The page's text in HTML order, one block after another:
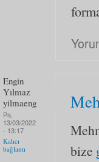
Engin
Yılmaz
yilmaeng
Pa,
13/03/2022
- 13:17
Kalıcı
bağlantı
bize